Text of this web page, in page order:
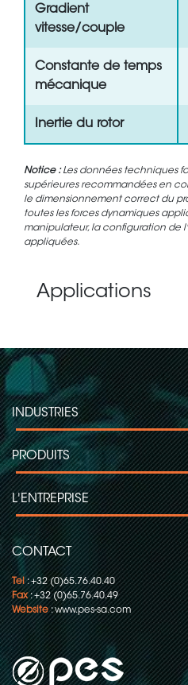
Gradient
vitesse/couple
Constante de temps
mécanique
Inertie du rotor
Notice :Les données techniques
supérieures recommandées en
le dimensionnement correct du
toutes les forces dynamiques
manipulateur, la configuration de
appliquées.
Applications
CONTACT
Tel: +32 (0)65.76.40.40
Fax: +32 (0)65.76.40.49
Website:www.pes-sa.com
INDUSTRIES
PRODUITS
L'ENTREPRISE